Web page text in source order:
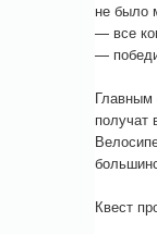
не было
— все
—
Главным
получат
Квест